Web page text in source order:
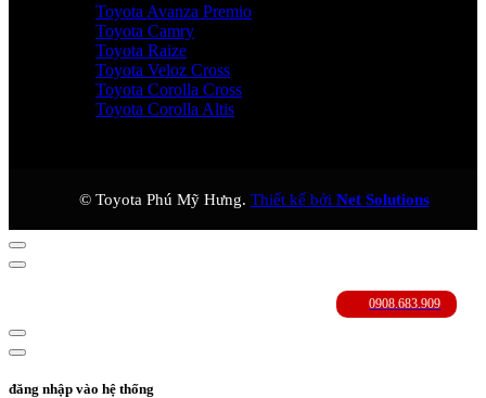
Toyota Avanza Premio
Toyota Camry
Toyota Raize
Toyota Veloz Cross
Toyota Corolla Cross
Toyota Corolla Altis
© Toyota Phú Mỹ Hưng. Thiết kế bởi Net Solutions
đăng nhập vào hệ thống